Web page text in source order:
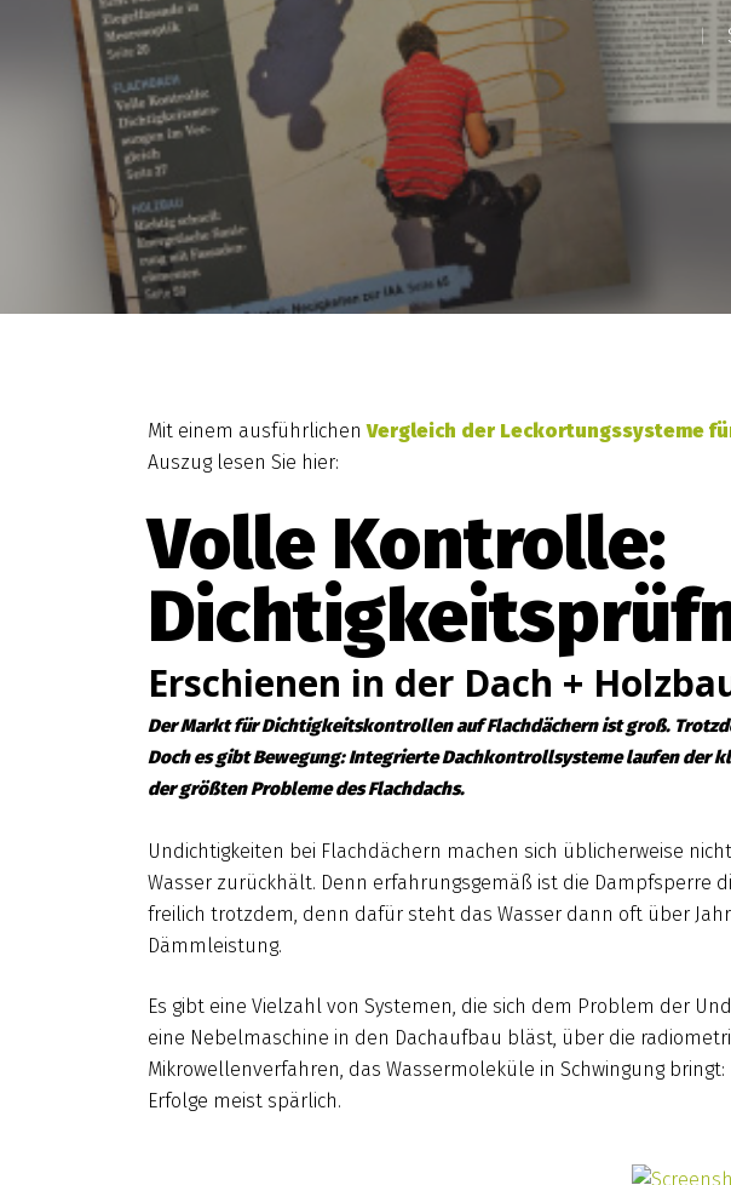
Mit einem ausführlichenVergleich der Leckortungssysteme
Auszug lesen Sie hier:
Volle Kontrolle:
Erschienen in der Dach +
Der Markt für Dichtigkeitskontrollen auf Flachdächern ist groß.
Doch es gibt Bewegung: Integrierte Dachkontrollsysteme laufen der
der größten Probleme des Flachdachs.
Undichtigkeiten bei Flachdächern machen sich üblicherweise
Wasser zurückhält. Denn erfahrungsgemäß ist die Dampfsperre
freilich trotzdem, denn dafür steht das Wasser dann oft über
Dämmleistung.
Es gibt eine Vielzahl von Systemen, die sich dem Problem der
eine Nebelmaschine in den Dachaufbau bläst, über die
Mikrowellenverfahren, das Wassermoleküle in Schwingung
Erfolge meist spärlich.